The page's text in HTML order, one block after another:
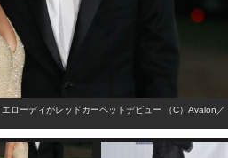
ローディがレッドカーペットデビュー （C）Avalon／